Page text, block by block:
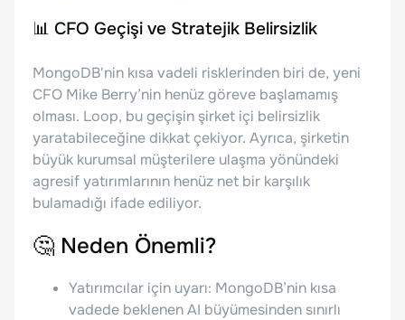
📊 CFO Geçişi ve Stratejik Belirsizlik
MongoDB'nin kısa vadeli risklerinden biri de, yeni
CFO Mike Berry’nin henüz göreve başlamamış
olması. Loop, bu geçişin şirket içi belirsizlik
yaratabileceğine dikkat çekiyor. Ayrıca, şirketin
büyük kurumsal müşterilere ulaşma yönündeki
agresif yatırımlarının henüz net bir karşılık
bulamadığı ifade ediliyor.
🤔 Neden Önemli?
Yatırımcılar için uyarı: MongoDB’nin kısa
vadede beklenen AI büyümesinden sınırlı